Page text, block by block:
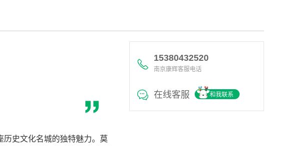
历史文化名城的独特魅力。莫
15380432520
南京康辉客服电话
在线客服 和我联系